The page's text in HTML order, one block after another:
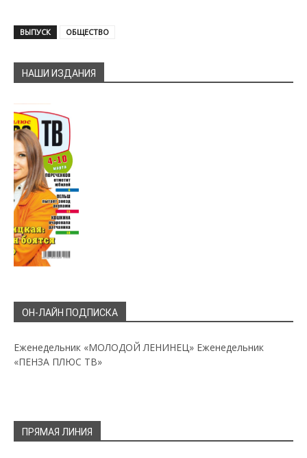
ВЫПУСК ОБЩЕСТВО
НАШИ ИЗДАНИЯ
ОН-ЛАЙН ПОДПИСКА
Еженедельник «МОЛОДОЙ ЛЕНИНЕЦ» Еженедельник
«ПЕНЗА ПЛЮС ТВ»
ПРЯМАЯ ЛИНИЯ